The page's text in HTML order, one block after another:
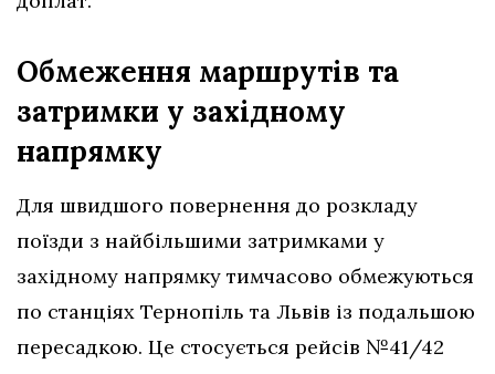
Обмеження маршрутів та
затримки у західному
напрямку
Для швидшого повернення до розкладу
поїзди з найбільшими затримками у
західному напрямку тимчасово обмежуються
по станціях Тернопіль та Львів із подальшою
пересадкою. Це стосується рейсів №41/42